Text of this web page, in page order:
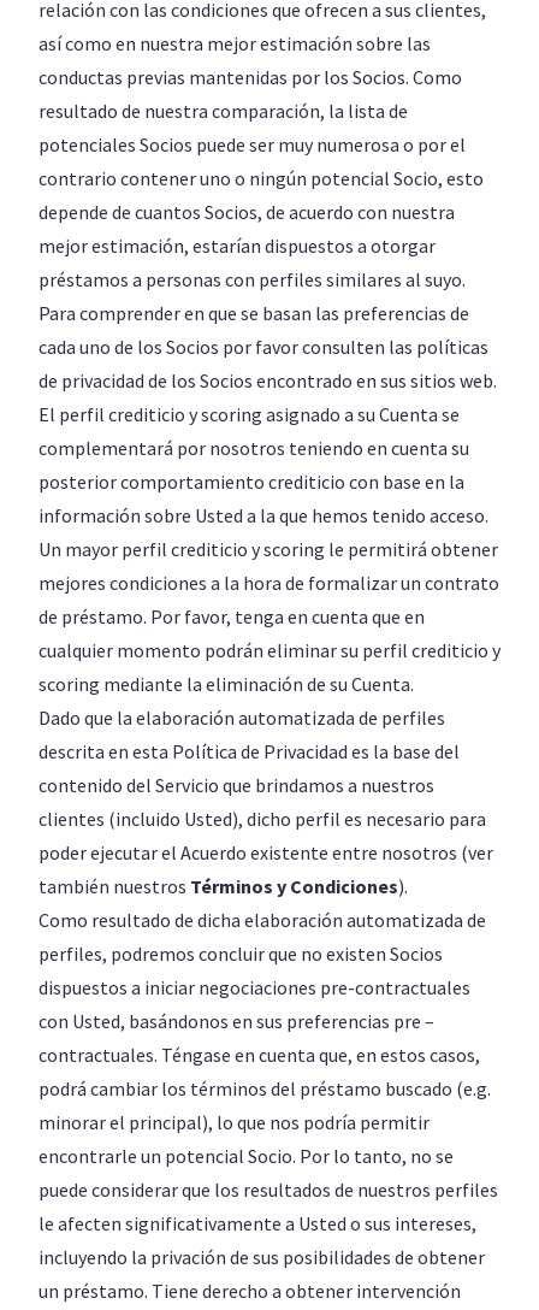
relación con las condiciones que ofrecen a sus clientes,
así como en nuestra mejor estimación sobre las
conductas previas mantenidas por los Socios. Como
resultado de nuestra comparación, la lista de
potenciales Socios puede ser muy numerosa o por el
contrario contener uno o ningún potencial Socio, esto
depende de cuantos Socios, de acuerdo con nuestra
mejor estimación, estarían dispuestos a otorgar
préstamos a personas con perfiles similares al suyo.
Para comprender en que se basan las preferencias de
cada uno de los Socios por favor consulten las políticas
de privacidad de los Socios encontrado en sus sitios web.
El perfil crediticio y scoring asignado a su Cuenta se
complementará por nosotros teniendo en cuenta su
posterior comportamiento crediticio con base en la
información sobre Usted a la que hemos tenido acceso.
Un mayor perfil crediticio y scoring le permitirá obtener
mejores condiciones a la hora de formalizar un contrato
de préstamo. Por favor, tenga en cuenta que en
cualquier momento podrán eliminar su perfil crediticio y
scoring mediante la eliminación de su Cuenta.
Dado que la elaboración automatizada de perfiles
descrita en esta Política de Privacidad es la base del
contenido del Servicio que brindamos a nuestros
clientes (incluido Usted), dicho perfil es necesario para
poder ejecutar el Acuerdo existente entre nosotros (ver
también nuestros Términos y Condiciones).
Como resultado de dicha elaboración automatizada de
perfiles, podremos concluir que no existen Socios
dispuestos a iniciar negociaciones pre-contractuales
con Usted, basándonos en sus preferencias pre –
contractuales. Téngase en cuenta que, en estos casos,
podrá cambiar los términos del préstamo buscado (e.g.
minorar el principal), lo que nos podría permitir
encontrarle un potencial Socio. Por lo tanto, no se
puede considerar que los resultados de nuestros perfiles
le afecten significativamente a Usted o sus intereses,
incluyendo la privación de sus posibilidades de obtener
un préstamo. Tiene derecho a obtener intervención